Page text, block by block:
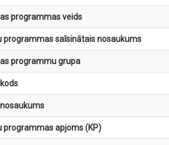
programmas veids
programmas saīsinātais nosaukums
programmu grupa
kods
nosaukums
programmas apjoms (KP)